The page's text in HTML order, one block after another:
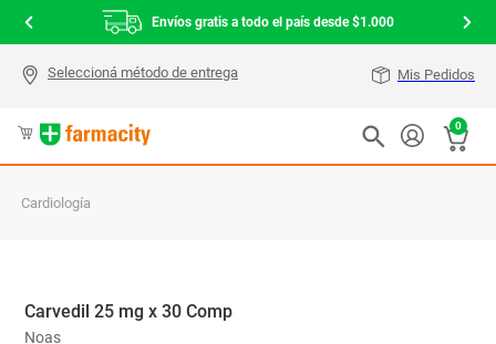
Envíos gratis a todo el país desde $1.000
Mis Pedidos
0
Cardiología
Carvedil 25 mg x 30 Comp
Noas